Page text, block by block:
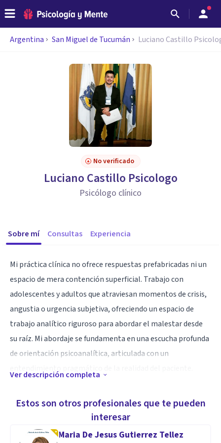
Argentina San Miguel de Tucumán Luciano Castillo
No verificado
Luciano Castillo Psicologo
Psicólogo clínico
Sobre mí Consultas Experiencia
Mi práctica clínica no ofrece respuestas prefabricadas ni un
espacio de mera contención superficial. Trabajo con
adolescentes y adultos que atraviesan momentos de crisis,
angustia o urgencia subjetiva, ofreciendo un espacio de
trabajo analítico riguroso para abordar el malestar desde
su raíz. Mi abordaje se fundamenta en una escucha profunda
de orientación psicoanalítica, articulada con un
trayectoria clínica y mi formación especializada me
permiten leer tu situación no como un diagnóstico aislado,
sino comprendiendo la complejidad de tu entorno social y
Ver descripción completa
Estos son otros profesionales que te pueden
interesar
Maria De Jesus Gutierrez Tellez